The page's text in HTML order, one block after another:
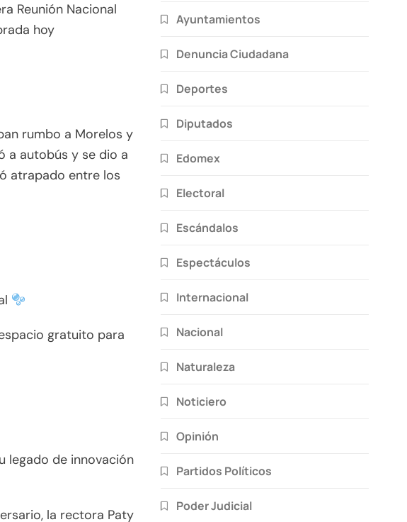
Reunión Nacional
hoy
rumbo a Morelos y
a autobús y se dio a
atrapado entre los
gratuito para
legado de innovación
la rectora Paty
Ayuntamientos
Denuncia Ciudadana
Deportes
Diputados
Edomex
Electoral
Escándalos
Espectáculos
Internacional
Nacional
Naturaleza
Noticiero
Opinión
Partidos Políticos
Poder Judicial